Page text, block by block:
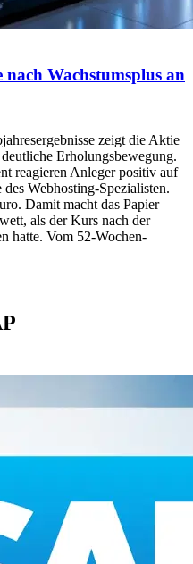
nach Wachstumsplus an
zeigt die Aktie
Erholungsbewegung.
reagieren Anleger positiv auf
Webhosting-Spezialisten.
Damit macht das Papier
als der Kurs nach der
hatte. Vom 52-Wochen-